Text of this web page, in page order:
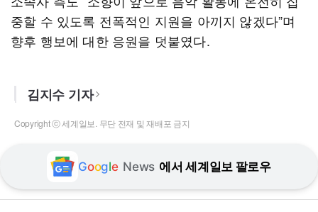
중할 수 있도록 전폭적인 지원을 아끼지 않겠다”며
향후 행보에 대한 응원을 덧붙였다.
김지수 기자
Copyright ⓒ 세계일보. 무단 전재 및 재배포 금지
Google News 에서 세계일보 팔로우